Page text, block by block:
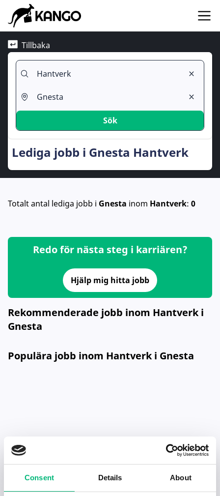
Consent Details About
Tillbaka
Sök
Lediga jobb i Gnesta Hantverk
Totalt antal lediga jobb i Gnesta inom Hantverk: 0
Redo för nästa steg i karriären?
Hjälp mig hitta jobb
Rekommenderade jobb inom Hantverk i
Gnesta
Populära jobb inom Hantverk i Gnesta
Senaste publiceringarna i Jobbnytt
Visa fler artiklar